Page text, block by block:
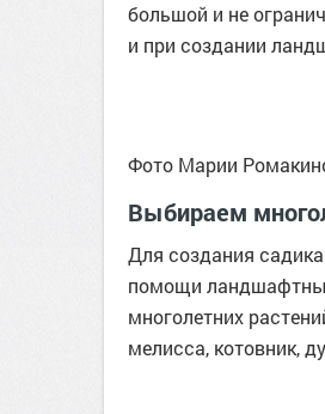
большой и не
и при создании
Фото Марии
Выбираем
Для создания
помощи
многолетних
мелисса, котовник,